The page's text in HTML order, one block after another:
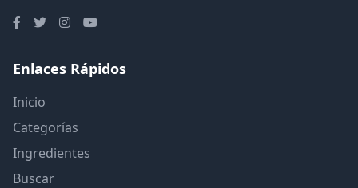
Enlaces Rápidos
Inicio
Categorías
Ingredientes
Buscar